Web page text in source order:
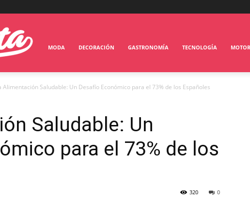
MODA DECORACIÓN GASTRONOMÍA TECNOLOGÍA MOTOR
Alimentación Saludable: Un Desafío Económico para el 73% de los Españoles
Saludable: Un
para el 73% de los
0
320